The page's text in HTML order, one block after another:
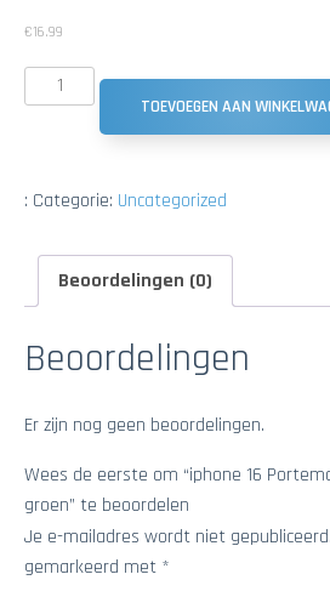
€16.99
TOEVOEGEN AAN
: Categorie: Uncategorized
Beoordelingen (0)
Beoordelingen
Er zijn nog geen beoordelingen.
Wees de eerste om “iphone 16
groen” te beoordelen
Je e-mailadres wordt niet gepubliceerd.
gemarkeerd met *